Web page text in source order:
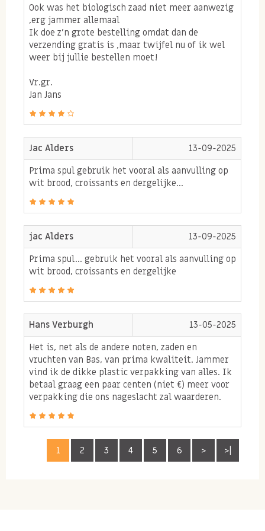
radicalen hechten zich aan gezonde cellen, waardoor
deze beschadigen. Antioxidanten zorgen ervoor dat
deze vrije radicalen zich niet hechten aan gezonde
cellen, waardoor deze intact blijven. Het is belangrijk
de cellen zo gezond mogelijk te houden zodat er zo veel
mogelijk cellen gezond blijven en je lichaam optimaal
kan presteren.
Chiazaad en vezels
Een ander belangrijke voedingseigenschap van chia
zaad is dat ze vol vezels zitten en daarbij de
darmwerking ondersteunen. Handig is om de chia
zaden 10 minuten alvorens je ze op eet even in een
vochtige bodem te laten weken. Dit kan dus ook
kwark of yoghurt zijn. De chia zaden zuigen het vocht
op waardoor je tijdens het eten hiervan naast
voldoende vocht ook gelijk je lichaam optimaal
hydrateert.
Chiazaad en eiwitten
Chia zaden zijn een van de weinige zaden soorten die
ook nog eens plantaardige eiwitten bevatten. Vooral
als je veel sport is dit een toevoeging waar je vaak in
je voeding op zult letten. Daarbij komt dat chia zaden
en ijzer bevatten. Mede door deze bovengemoede
Ook was het biologisch zaad niet meer aanwezig
,erg jammer allemaal
Ik doe z’n grote bestelling omdat dan de
verzending gratis is ,maar twijfel nu of ik wel
weer bij jullie bestellen moet!
Vr.gr.
Jan Jans
Jac Alders
13-09-2025
Prima spul gebruik het vooral als aanvulling op
wit brood, croissants en dergelijke...
jac Alders
13-09-2025
Prima spul... gebruik het vooral als aanvulling op
wit brood, croissants en dergelijke
Hans Verburgh
13-05-2025
Het is, net als de andere noten, zaden en
vruchten van Bas, van prima kwaliteit. Jammer
vind ik de dikke plastic verpakking van alles. Ik
betaal graag een paar centen (niet €) meer voor
verpakking die ons nageslacht zal waarderen.
1 2 3 4 5 6 > >|